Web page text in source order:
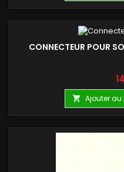
CONNECTEUR POUR
 Ajouter au